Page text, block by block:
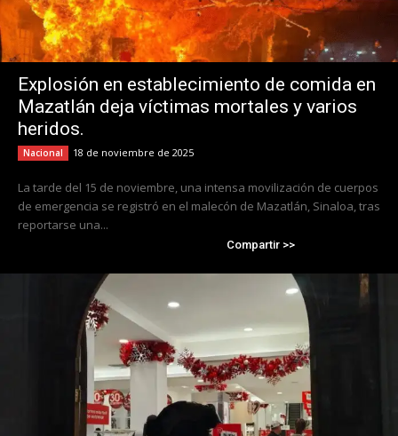
Explosión en establecimiento de comida en
Mazatlán deja víctimas mortales y varios
heridos.
Nacional 18 de noviembre de 2025
La tarde del 15 de noviembre, una intensa movilización de cuerpos
de emergencia se registró en el malecón de Mazatlán, Sinaloa, tras
reportarse una...
Compartir >>